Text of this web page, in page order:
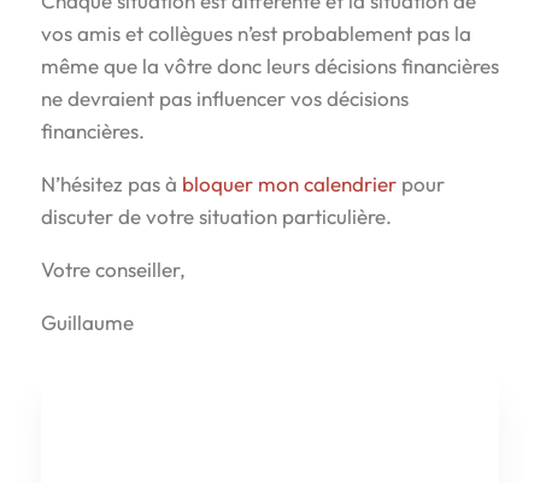
vos amis et collègues n’est probablement pas la
même que la vôtre donc leurs décisions financières
ne devraient pas influencer vos décisions
financières.
N’hésitez pas à bloquer mon calendrier pour
discuter de votre situation particulière.
Votre conseiller,
Guillaume